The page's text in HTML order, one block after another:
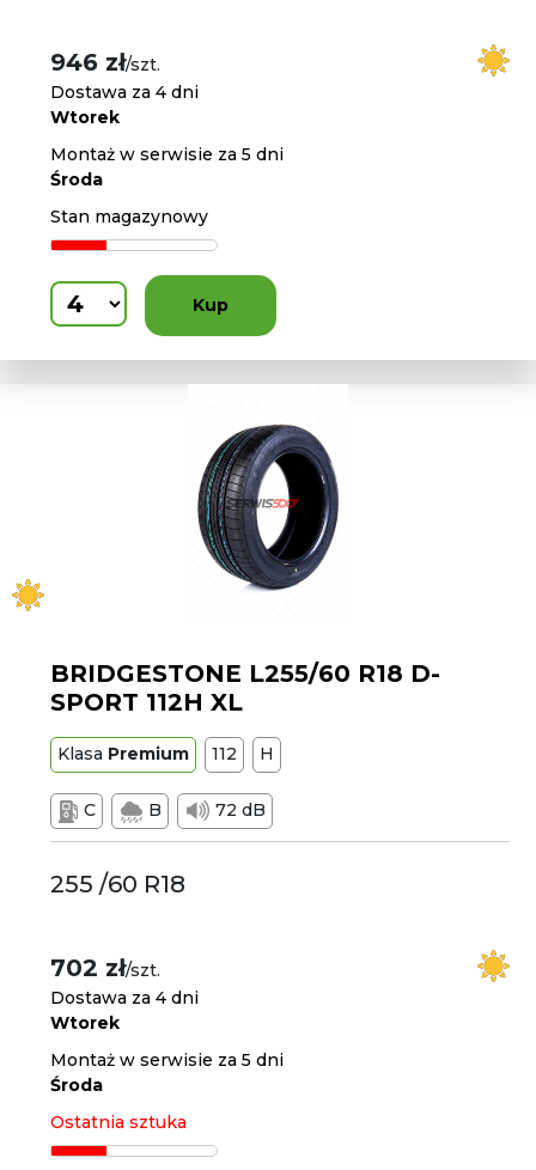
946 zł/szt.
Dostawa za 4 dni
Wtorek
Montaż w serwisie za 5 dni
Środa
Stan magazynowy
Kup
BRIDGESTONE L255/60 R18 D-
SPORT 112H XL
Klasa Premium 112 H
C B 72 dB
255 /60 R18
702 zł/szt.
Dostawa za 4 dni
Wtorek
Montaż w serwisie za 5 dni
Środa
Ostatnia sztuka